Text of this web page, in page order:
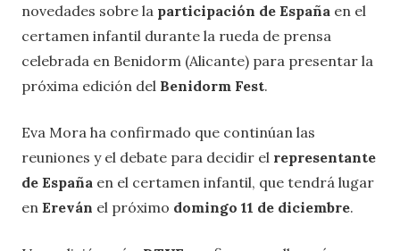
novedades sobre la participación de España en el
certamen infantil durante la rueda de prensa
celebrada en Benidorm (Alicante) para presentar la
próxima edición del Benidorm Fest.
Eva Mora ha confirmado que continúan las
reuniones y el debate para decidir el representante
de España en el certamen infantil, que tendrá lugar
en Ereván el próximo domingo 11 de diciembre.